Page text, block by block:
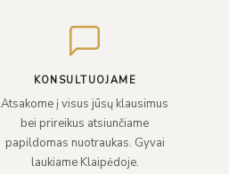
KONSULTUOJAME
Atsakome į visus jūsų klausimus
bei prireikus atsiunčiame
papildomas nuotraukas. Gyvai
laukiame Klaipėdoje.